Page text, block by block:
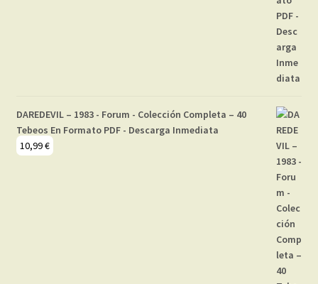
DAREDEVIL – 1983 - Forum - Colección Completa – 40
Tebeos En Formato PDF - Descarga Inmediata
10,99€